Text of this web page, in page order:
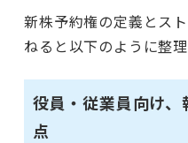
新株予約権の定義とス
ねると以下のように整理
役員・従業員向け
点